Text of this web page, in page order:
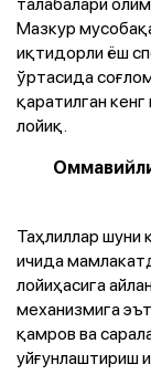
Мазкур
иқтидорли ёш
ўртасида
қаратилган
лойиқ.
Таҳлиллар шуни
ичида
лойиҳасига
механизмига
қамров ва
уйғунлаштириш